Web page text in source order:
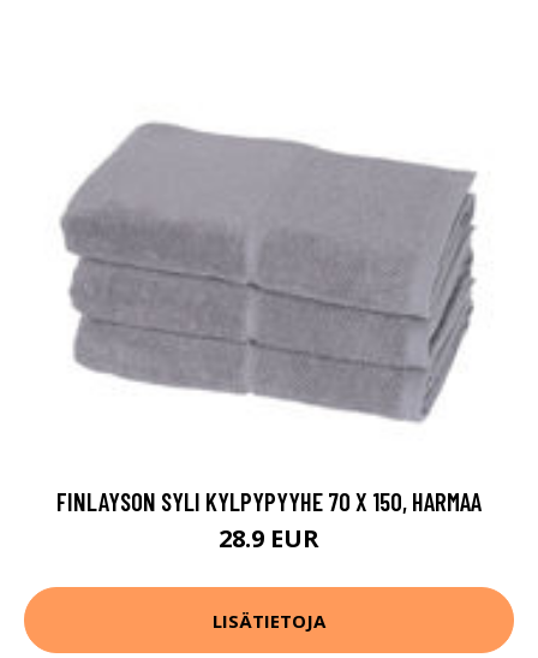
FINLAYSON SYLI KYLPYPYYHE 70 X 150, HARMAA
28.9 EUR
LISÄTIETOJA